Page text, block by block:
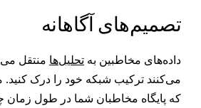
آگاهانه
مخاطبین بهتحلیل‌هامنتقل
ترکیب شبکه خود را درک کنید.
پایگاه مخاطبان شما در طول زمان چگونه